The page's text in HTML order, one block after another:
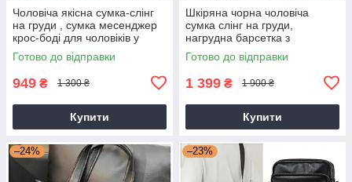
Чоловіча якісна сумка-слінг
на груди , сумка месенджер
крос-боді для чоловіків у
клітинку
Готово до відправки
949 ₴ 1 300 ₴
Купити
Шкіряна чорна чоловіча
сумка слінг на груди,
нагрудна барсетка з
натуральної шкіри
Готово до відправки
1 399 ₴ 1 900 ₴
Купити
–24% –23%